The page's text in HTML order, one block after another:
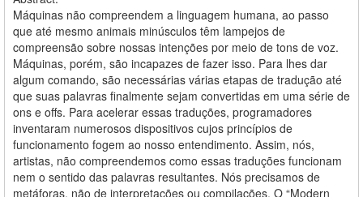
Máquinas não compreendem a linguagem humana, ao passo
que até mesmo animais minúsculos têm lampejos de
compreensão sobre nossas intenções por meio de tons de voz.
Máquinas, porém, são incapazes de fazer isso. Para lhes dar
algum comando, são necessárias várias etapas de tradução até
que suas palavras finalmente sejam convertidas em uma série de
ons e offs. Para acelerar essas traduções, programadores
inventaram numerosos dispositivos cujos princípios de
funcionamento fogem ao nosso entendimento. Assim, nós,
artistas, não compreendemos como essas traduções funcionam
nem o sentido das palavras resultantes. Nós precisamos de
metáforas, não de interpretações ou compilações. O “Modern